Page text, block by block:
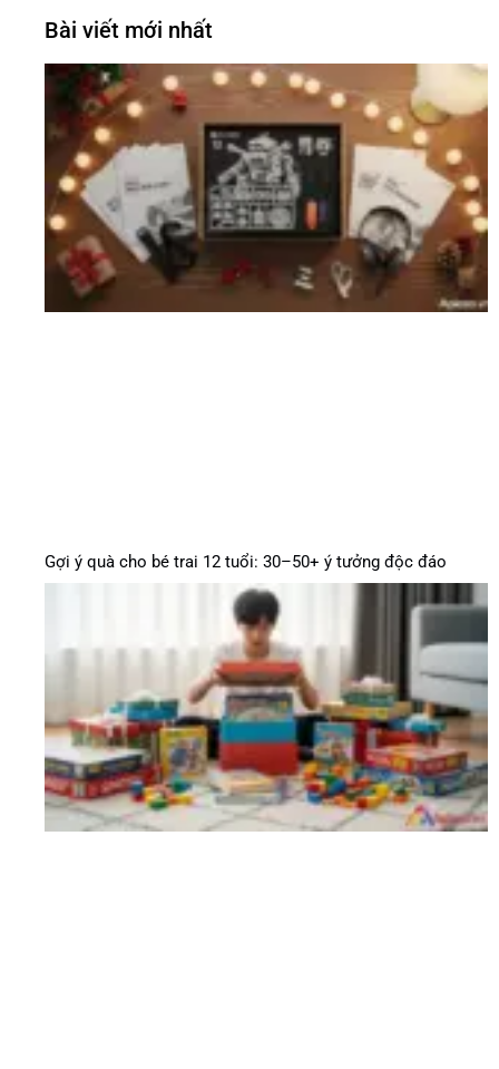
Bài viết mới nhất
Gợi ý quà cho bé trai 12 tuổi: 30–50+ ý tưởng độc đáo